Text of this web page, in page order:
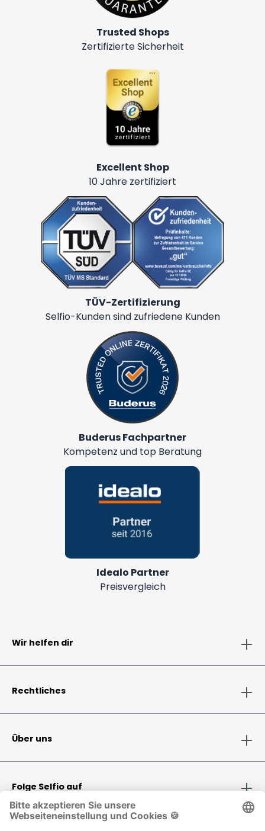
Trusted Shops
Zertifizierte Sicherheit
Excellent Shop
10 Jahre zertifiziert
TÜV-Zertifizierung
Selfio-Kunden sind zufriedene Kunden
Buderus Fachpartner
Kompetenz und top Beratung
Idealo Partner
Preisvergleich
Wir helfen dir
Rechtliches
Über uns
Folge Selfio auf